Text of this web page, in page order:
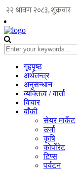
गृहपृष्ठ
अर्थतन्त्र
अनुसन्धान
व्यक्तित्व / वार्ता
विचार
बाँकी
सेयर मार्केट
उर्जा
कृषि
कोर्पोरेट
टिप्स
पर्यटन